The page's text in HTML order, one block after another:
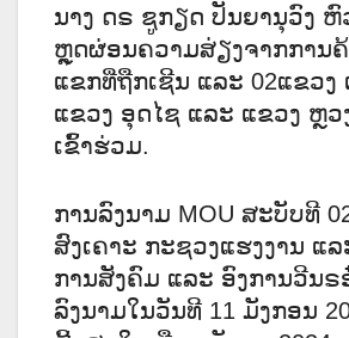
ນາງ ດຣ ຊູກຽດ ປັນຍານຸວົງ
ຫຼຸດຜ່ອນຄວາມສ່ຽງຈາກການ
ແຂກທີ່ຖືກເຊີນ ແລະ 02ແຂວງ
ແຂວງ ອຸດໄຊ ແລະ ແຂວງ ຫຼວ
ເຂົ້າຮ່ວມ.
ການລົງນາມ MOU ສະບັບທີ
ສົງເຄາະ ກະຊວງແຮງງານ ແ
ການສັງຄົມ ແລະ ອົງການວີນຣ
ລົງນາມໃນວັນທີ 11 ມັງກອນ